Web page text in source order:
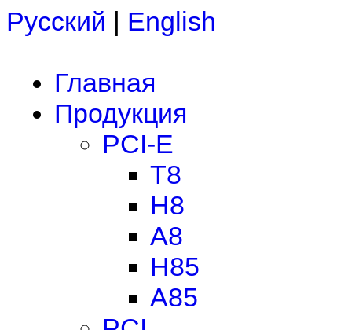
Русский | English
Главная
Продукция
PCI-E
T8
H8
A8
H85
A85